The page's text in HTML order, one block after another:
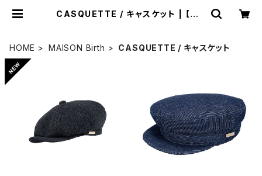
CASQUETTE / キャスケット | 【MA
HOME
MAISON Birth CASQUETTE / キャスケット